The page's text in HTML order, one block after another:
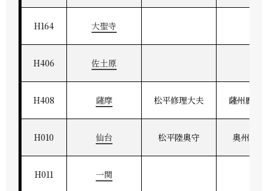
H164 大聖寺
H406 佐土原
H408 薩摩 松平修理大夫 薩州鹿児
H010 仙台 松平陸奥守 奥州仙台
H011 一関